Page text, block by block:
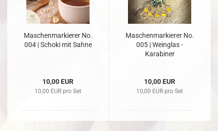
Maschenmarkierer No.
004 | Schoki mit Sahne
10,00 EUR
10,00 EUR pro Set
Maschenmarkierer No.
005 | Weinglas -
Karabiner
10,00 EUR
10,00 EUR pro Set